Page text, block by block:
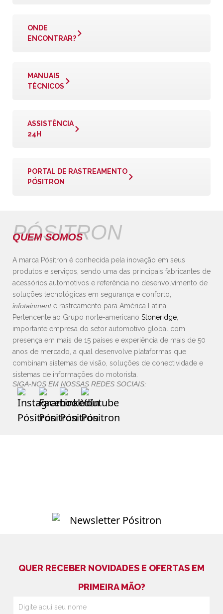
ONDE
ENCONTRAR?
MANUAIS
TÉCNICOS
ASSISTÊNCIA
24H
PORTAL DE RASTREAMENTO
PÓSITRON
PÓSITRON
QUEM SOMOS
A marca Pósitron é conhecida pela inovação em seus
produtos e serviços, sendo uma das principais fabricantes de
acessórios automotivos e referência no desenvolvimento de
soluções tecnológicas em segurança e conforto,
infotainmente rastreamento para América Latina.
Pertencente ao Grupo norte-americano Stoneridge
importante empresa do setor automotivo global com
presença em mais de 15 países e experiência de mais de 50
anos de mercado, a qual desenvolve plataformas que
combinam sistemas de visão, soluções de conectividade e
sistemas de informações do motorista.
SIGA-NOS EM NOSSAS REDES SOCIAIS:
QUER RECEBER NOVIDADES E OFERTAS EM
PRIMEIRA MÃO?